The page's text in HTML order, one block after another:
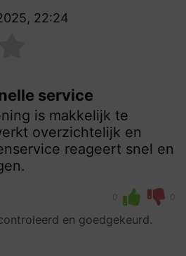
22:24
service
is makkelijk te
overzichtelijk en
reageert snel en
0 0
en goedgekeurd.